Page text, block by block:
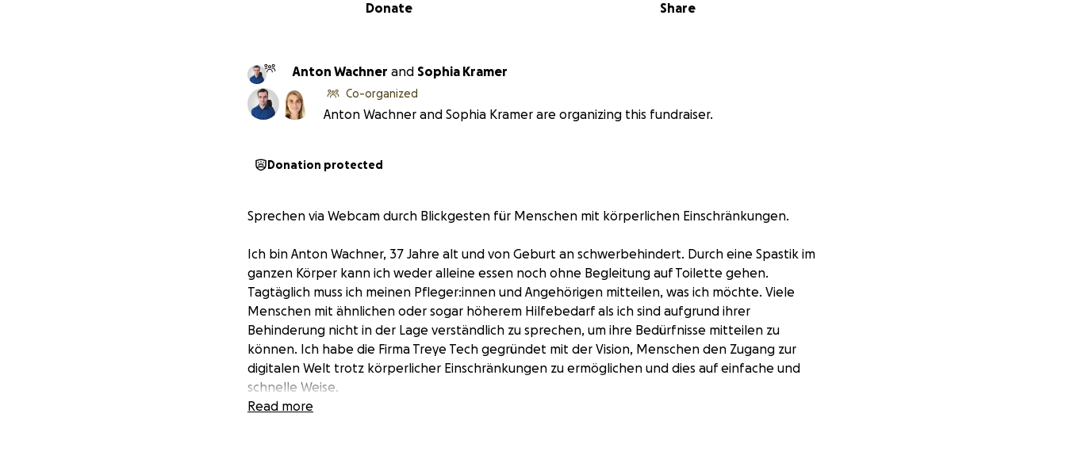
Share
Donate
Anton Wachner and Sophia Kramer
Co-organized
Anton Wachner and Sophia Kramer are organizing this fundraiser.
Donation protected
Sprechen via Webcam durch Blickgesten für Menschen mit körperlichen Einschränkungen.
Ich bin Anton Wachner, 37 Jahre alt und von Geburt an schwerbehindert. Durch eine Spastik im
ganzen Körper kann ich weder alleine essen noch ohne Begleitung auf Toilette gehen.
Tagtäglich muss ich meinen Pfleger:innen und Angehörigen mitteilen, was ich möchte. Viele
Menschen mit ähnlichen oder sogar höherem Hilfebedarf als ich sind aufgrund ihrer
Behinderung nicht in der Lage verständlich zu sprechen, um ihre Bedürfnisse mitteilen zu
können. Ich habe die Firma Treye Tech gegründet mit der Vision, Menschen den Zugang zur
digitalen Welt trotz körperlicher Einschränkungen zu ermöglichen und dies auf einfache und
schnelle Weise.
Read more